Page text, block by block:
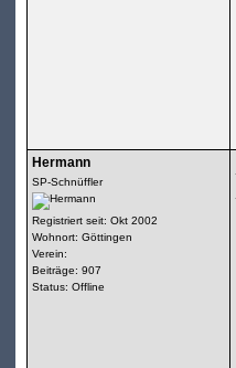
Hermann
SP-Schnüffler
Registriert seit: Okt 2002
Wohnort: Göttingen
Verein:
Beiträge: 907
Status: Offline